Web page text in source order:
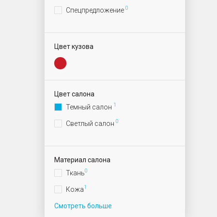
Спецпредложение 0
Цвет кузова
Цвет салона
Темный салон 1
Светлый салон 0
Материал салона
Ткань0
Кожа1
Смотреть больше